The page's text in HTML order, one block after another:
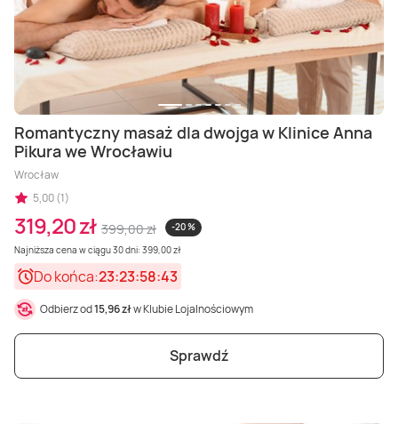
Romantyczny masaż dla dwojga w Klinice Anna
Pikura we Wrocławiu
Wrocław
5,00 (1)
319,20 zł 399,00 zł
-20 %
Najniższa cena w ciągu 30 dni: 399,00 zł
Do końca:23:23:58:41
Odbierz od15,96 złw Klubie Lojalnościowym
Sprawdź